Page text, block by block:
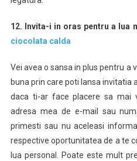
12. Invita-i in oras pentru a lua
ciocolata calda
Vei avea o sansa in plus pentru a
buna prin care poti lansa invitatia
daca ti-ar face placere sa
adresa mea de e-mail sau
primesti sau nu aceleasi
respective oportunitatea de a te
lua personal. Poate este mult